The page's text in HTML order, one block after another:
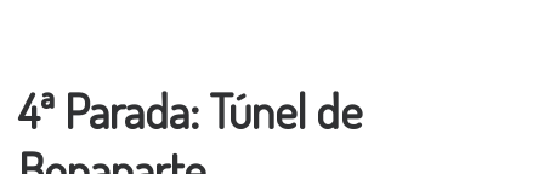
4ª Parada: Túnel de